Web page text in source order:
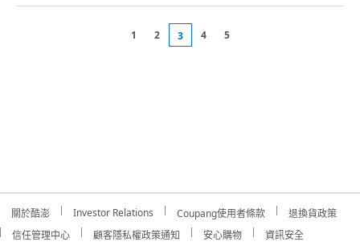
1 2 3 4 5
關於酷澎 Investor Relations Coupang使用者條款
退換貨政策
信任管理中心
顧客隱私權政策通知 安心購物
資訊安全